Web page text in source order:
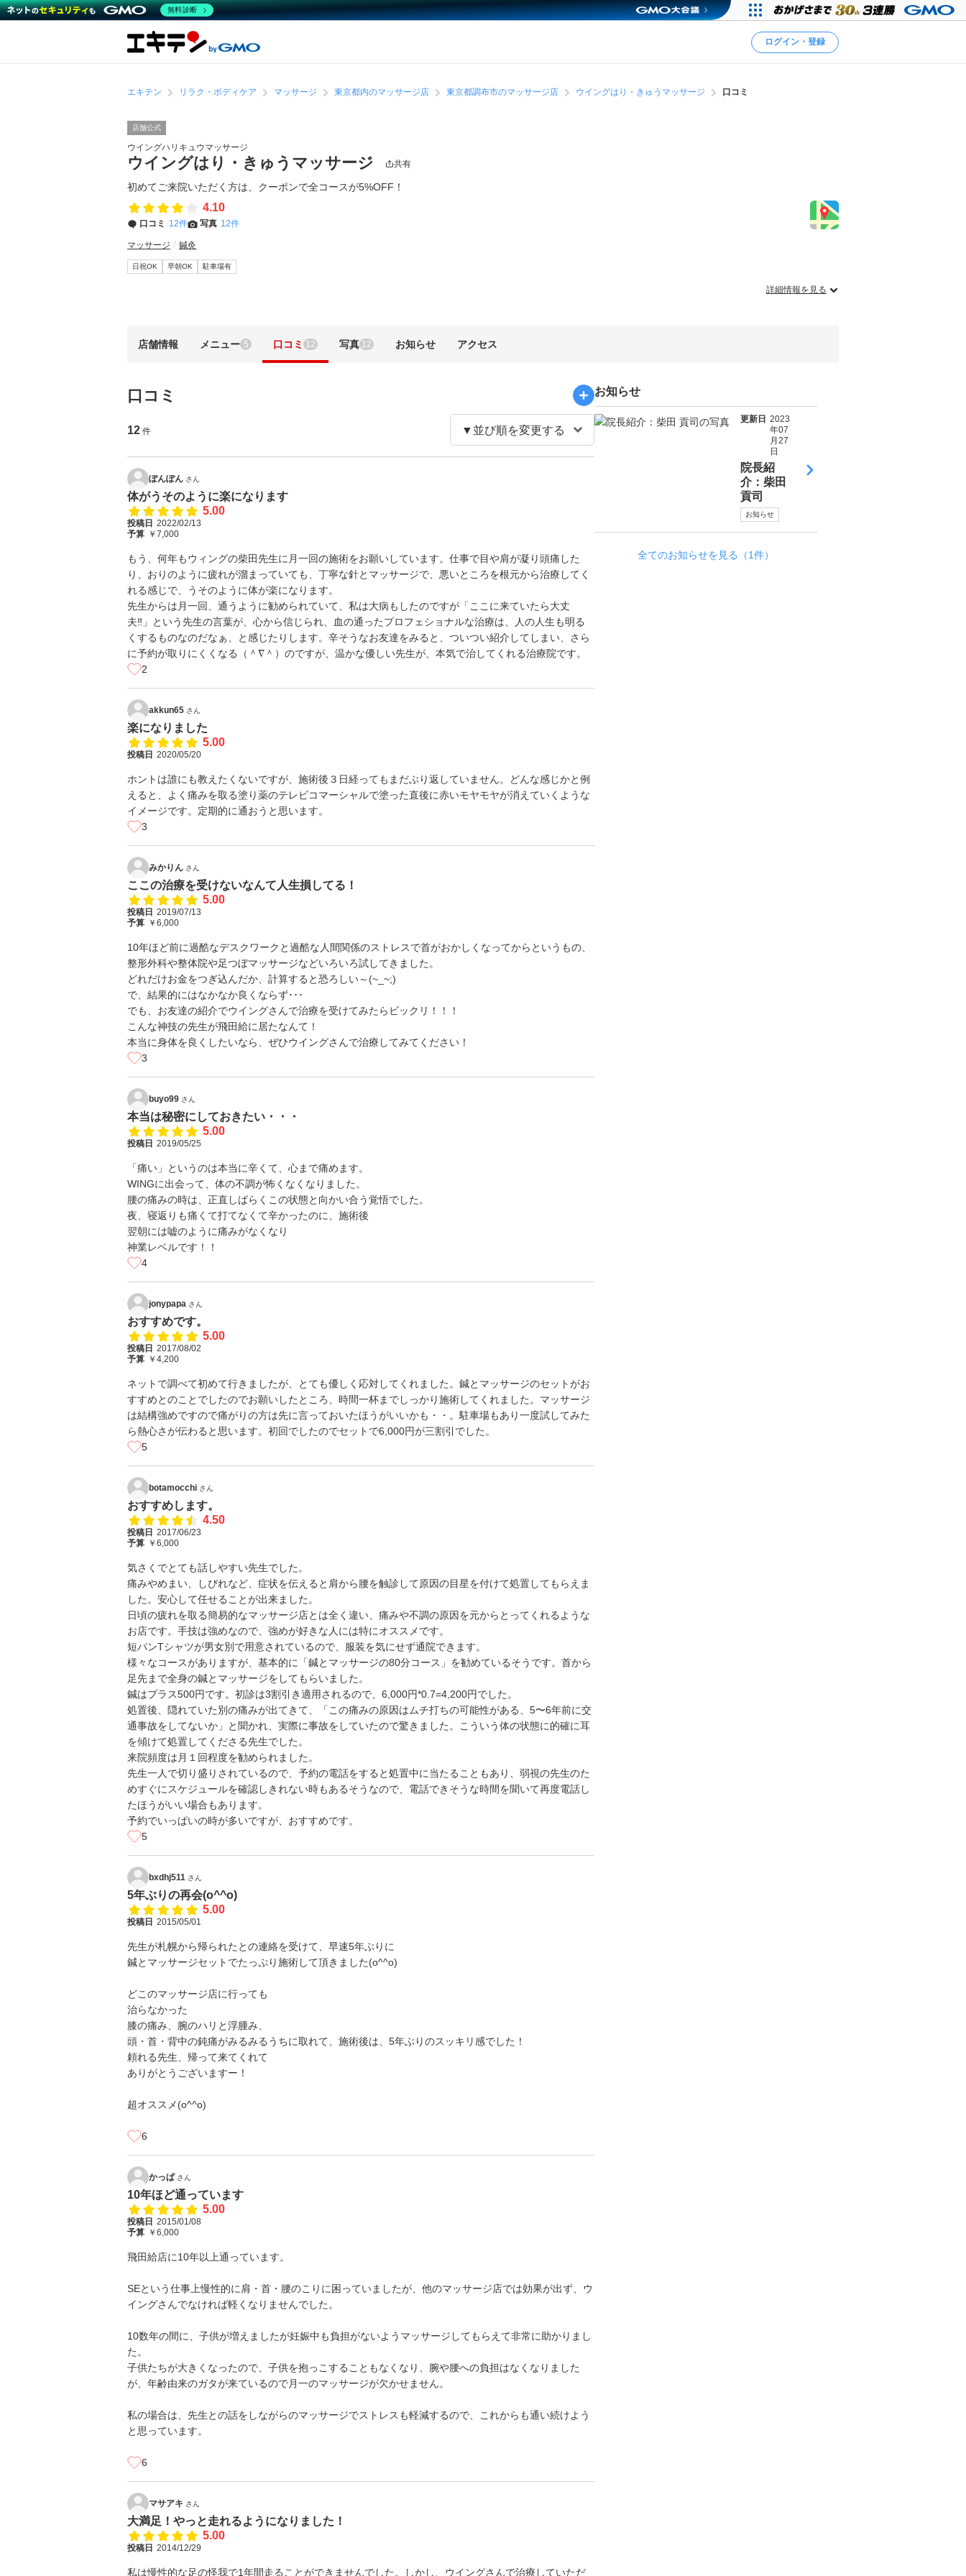
ログイン・登録
エキテン リラク・ボディケア マッサージ 東京都内のマッサージ店 東京都調布市のマッサージ店 ウイングはり・きゅうマッサージ 口コミ
店舗公式
ウイングハリキュウマッサージ
ウイングはり・きゅうマッサージ 共有
初めてご来院いただく方は、クーポンで全コースが5%OFF！
4.10
口コミ 12件 写真 12件
マッサージ 鍼灸
日祝OK 早朝OK 駐車場有
詳細情報を見る
店舗情報 メニュー 5 口コミ 12 写真 12 お知らせ アクセス
口コミ
12 件
ぽんぽん さん
体がうそのように楽になります
5.00
投稿日 2022/02/13
予算 ￥7,000
もう、何年もウィングの柴田先生に月一回の施術をお願いしています。仕事で目や肩が凝り頭痛した
り、おりのように疲れが溜まっていても、丁寧な針とマッサージで、悪いところを根元から治療してく
れる感じで、うそのように体が楽になります。
先生からは月一回、通うように勧められていて、私は大病もしたのですが「ここに来ていたら大丈
夫‼️」という先生の言葉が、心から信じられ、血の通ったプロフェショナルな治療は、人の人生も明る
くするものなのだなぁ、と感じたりします。辛そうなお友達をみると、ついつい紹介してしまい、さら
に予約が取りにくくなる（＾∇＾）のですが、温かな優しい先生が、本気で治してくれる治療院です。
2
akkun65 さん
楽になりました
5.00
投稿日 2020/05/20
ホントは誰にも教えたくないですが、施術後３日経ってもまだぶり返していません。どんな感じかと例
えると、よく痛みを取る塗り薬のテレビコマーシャルで塗った直後に赤いモヤモヤが消えていくような
イメージです。定期的に通おうと思います。
3
みかりん さん
ここの治療を受けないなんて人生損してる！
5.00
投稿日 2019/07/13
予算 ￥6,000
10年ほど前に過酷なデスクワークと過酷な人間関係のストレスで首がおかしくなってからというもの、
整形外科や整体院や足つぼマッサージなどいろいろ試してきました。
どれだけお金をつぎ込んだか、計算すると恐ろしい～(~_~;)
で、結果的にはなかなか良くならず･･･
でも、お友達の紹介でウイングさんで治療を受けてみたらビックリ！！！
こんな神技の先生が飛田給に居たなんて！
本当に身体を良くしたいなら、ぜひウイングさんで治療してみてください！
3
buyo99 さん
本当は秘密にしておきたい・・・
5.00
投稿日 2019/05/25
「痛い」というのは本当に辛くて、心まで痛めます。
WINGに出会って、体の不調が怖くなくなりました。
腰の痛みの時は、正直しばらくこの状態と向かい合う覚悟でした。
夜、寝返りも痛くて打てなくて辛かったのに、施術後
翌朝には嘘のように痛みがなくなり
神業レベルです！！
4
jonypapa さん
おすすめです。
5.00
投稿日 2017/08/02
予算 ￥4,200
ネットで調べて初めて行きましたが、とても優しく応対してくれました。鍼とマッサージのセットがお
すすめとのことでしたのでお願いしたところ、時間一杯までしっかり施術してくれました。マッサージ
は結構強めですので痛がりの方は先に言っておいたほうがいいかも・・。駐車場もあり一度試してみた
ら熱心さが伝わると思います。初回でしたのでセットで6,000円が三割引でした。
5
botamocchi さん
おすすめします。
4.50
投稿日 2017/06/23
予算 ￥6,000
気さくでとても話しやすい先生でした。
痛みやめまい、しびれなど、症状を伝えると肩から腰を触診して原因の目星を付けて処置してもらえま
した。安心して任せることが出来ました。
日頃の疲れを取る簡易的なマッサージ店とは全く違い、痛みや不調の原因を元からとってくれるような
お店です。手技は強めなので、強めが好きな人には特にオススメです。
短パンTシャツが男女別で用意されているので、服装を気にせず通院できます。
様々なコースがありますが、基本的に「鍼とマッサージの80分コース」を勧めているそうです。首から
足先まで全身の鍼とマッサージをしてもらいました。
鍼はプラス500円です。初診は3割引き適用されるので、6,000円*0.7=4,200円でした。
処置後、隠れていた別の痛みが出てきて、「この痛みの原因はムチ打ちの可能性がある、5〜6年前に交
通事故をしてないか」と聞かれ、実際に事故をしていたので驚きました。こういう体の状態に的確に耳
を傾けて処置してくださる先生でした。
来院頻度は月１回程度を勧められました。
先生一人で切り盛りされているので、予約の電話をすると処置中に当たることもあり、弱視の先生のた
めすぐにスケジュールを確認しきれない時もあるそうなので、電話できそうな時間を聞いて再度電話し
たほうがいい場合もあります。
予約でいっぱいの時が多いですが、おすすめです。
5
bxdhj511 さん
5年ぶりの再会(o^^o)
5.00
投稿日 2015/05/01
先生が札幌から帰られたとの連絡を受けて、早速5年ぶりに
鍼とマッサージセットでたっぷり施術して頂きました(o^^o)
どこのマッサージ店に行っても
治らなかった
膝の痛み、腕のハリと浮腫み、
頭・首・背中の鈍痛がみるみるうちに取れて、施術後は、5年ぶりのスッキリ感でした！
頼れる先生、帰って来てくれて
ありがとうございますー！
超オススメ(o^^o)
6
かっぱ さん
10年ほど通っています
5.00
投稿日 2015/01/08
予算 ￥6,000
飛田給店に10年以上通っています。
SEという仕事上慢性的に肩・首・腰のこりに困っていましたが、他のマッサージ店では効果が出ず、ウ
イングさんでなければ軽くなりませんでした。
10数年の間に、子供が増えましたが妊娠中も負担がないようマッサージしてもらえて非常に助かりまし
た。
子供たちが大きくなったので、子供を抱っこすることもなくなり、腕や腰への負担はなくなりました
が、年齢由来のガタが来ているので月一のマッサージが欠かせません。
私の場合は、先生との話をしながらのマッサージでストレスも軽減するので、これからも通い続けよう
と思っています。
6
マサアキ さん
大満足！やっと走れるようになりました！
5.00
投稿日 2014/12/29
私は慢性的な足の怪我で1年間走ることができませんでした。しかし、ウイングさんで治療していただ
お知らせ
更新日 2023
年07
月27
日
院長紹
介：柴田
貢司
お知らせ
全てのお知らせを見る（1件）
無料診断